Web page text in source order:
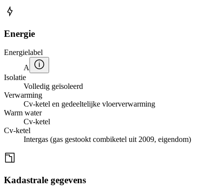
Energie
Energielabel
A
Isolatie
Volledig geïsoleerd
Verwarming
Cv-ketel en gedeeltelijke vloerverwarming
Warm water
Cv-ketel
Cv-ketel
Intergas (gas gestookt combiketel uit 2009, eigendom)
Kadastrale gegevens